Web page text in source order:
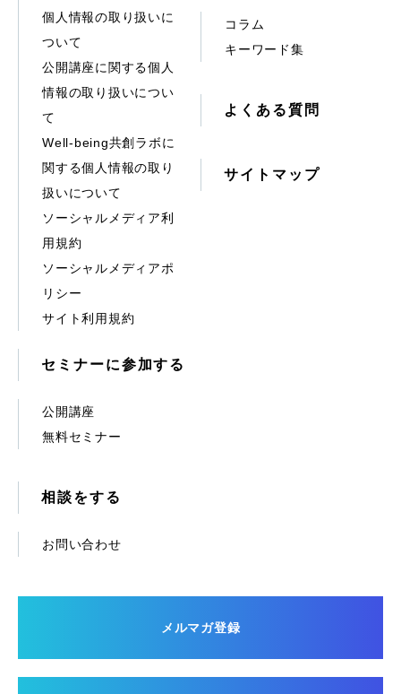
個人情報の取り扱いに
ついて
公開講座に関する個人
情報の取り扱いについ
て
Well-being共創ラボに
関する個人情報の取り
扱いについて
ソーシャルメディア利
用規約
ソーシャルメディアポ
リシー
サイト利用規約
コラム
キーワード集
よくある質問
サイトマップ
セミナーに参加する
公開講座
無料セミナー
相談をする
お問い合わせ
メルマガ登録